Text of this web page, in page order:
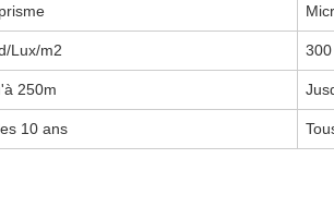
Lux/m2
250m
10 ans